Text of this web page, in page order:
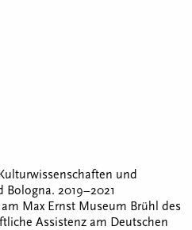
und
2019–2021
Max Ernst Museum Brühl des
Assistenz am Deutschen